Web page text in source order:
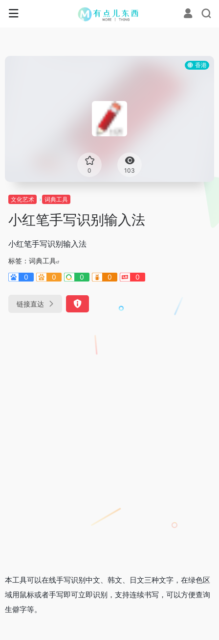
香港
0 103
文化艺术 词典工具
小红笔手写识别输入法
小红笔手写识别输入法
标签： 词典工具
0
0 0 0 0
链接直达
本工具可以在线手写识别中文、韩文、日文三种文字，在绿色区
域用鼠标或者手写即可立即识别，支持连续书写，可以方便查询
生僻字等。